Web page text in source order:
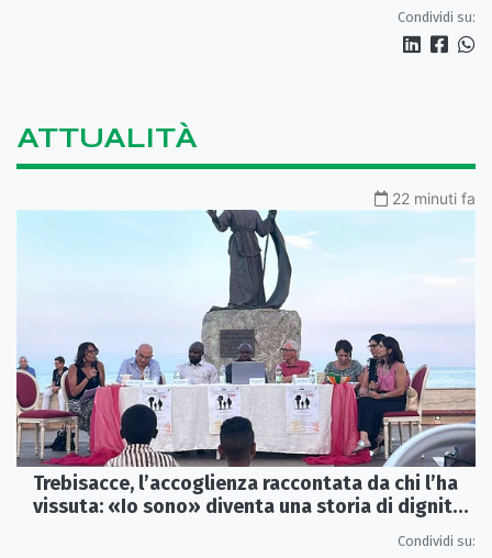
Condividi su:
ATTUALITÀ
22 minuti fa
Trebisacce, l’accoglienza raccontata da chi l’ha
vissuta: «Io sono» diventa una storia di dignità
Condividi su: